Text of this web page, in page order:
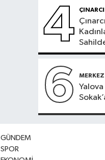
4
Sporla
6 MERKEZ
GÜNDEM
SPOR